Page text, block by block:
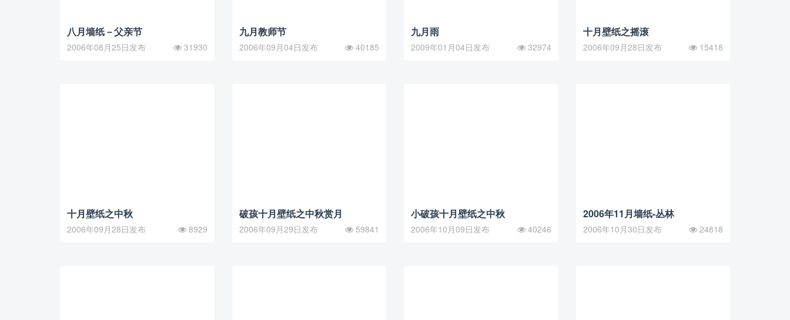
八月墙纸－父亲节
2006年08月25日发布 31930
九月教师节
2006年09月04日发布 40185
九月雨
2009年01月04日发布 32974
十月壁纸之摇滚
2006年09月28日发布 15418
十月壁纸之中秋
2006年09月28日发布 8929
破孩十月壁纸之中秋赏月
2006年09月29日发布 59841
小破孩十月壁纸之中秋
2006年10月09日发布 40246
2006年11月墙纸-丛林
2006年10月30日发布 24818